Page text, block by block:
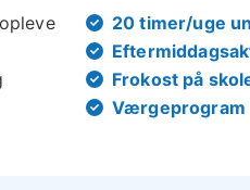
20 timer/uge
Frokost på
Værgeprogram